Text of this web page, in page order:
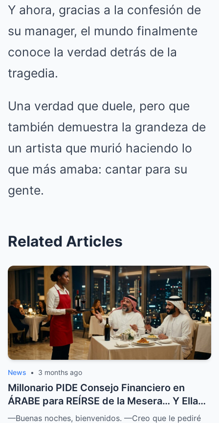
Y ahora, gracias a la confesión de
su manager, el mundo finalmente
conoce la verdad detrás de la
tragedia.
Una verdad que duele, pero que
también demuestra la grandeza de
un artista que murió haciendo lo
que más amaba: cantar para su
gente.
Related Articles
News • 3 months ago
Millonario PIDE Consejo Financiero en
ÁRABE para REÍRSE de la Mesera… Y Ella
SOPRENDIÓ a Todos
—Buenas noches, bienvenidos. —Creo que le pediré